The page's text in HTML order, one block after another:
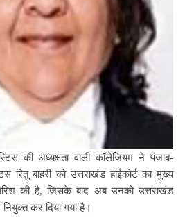
की अध्यक्षता वाली कॉलेजियम ने पंजाब-
रितु बाहरी को उत्तराखंड हाईकोर्ट का मुख्य
की है, जिसके बाद अब उनको उत्तराखंड
नियुक्त कर दिया गया है।